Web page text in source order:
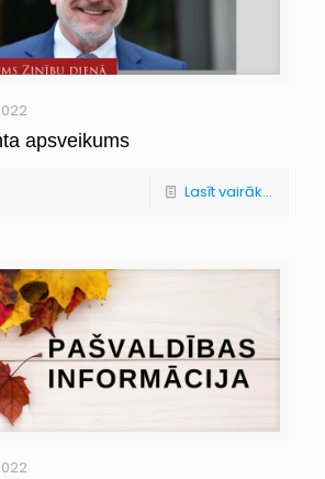
apsveikums
Lasīt vairāk...